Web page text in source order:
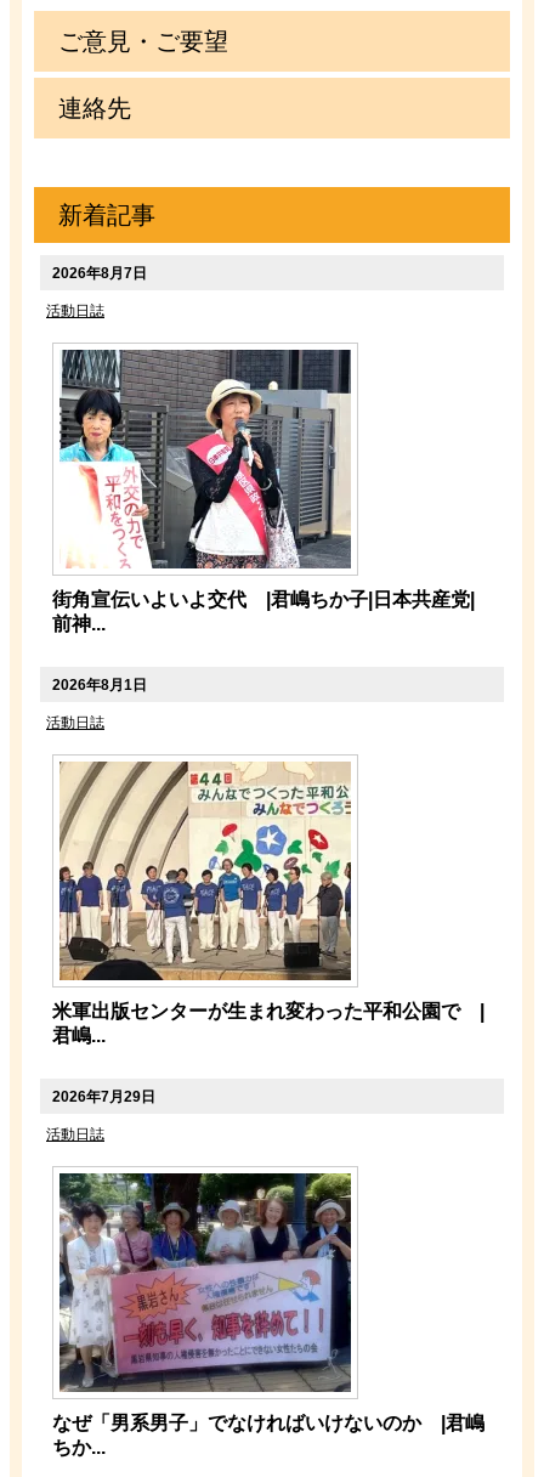
ご意見・ご要望
連絡先
新着記事
2026年8月7日
活動日誌
街角宣伝いよいよ交代 |君嶋ちか子|日本共産党|
前神...
2026年8月1日
活動日誌
米軍出版センターが生まれ変わった平和公園で |
君嶋...
2026年7月29日
活動日誌
なぜ「男系男子」でなければいけないのか |君嶋
ちか...